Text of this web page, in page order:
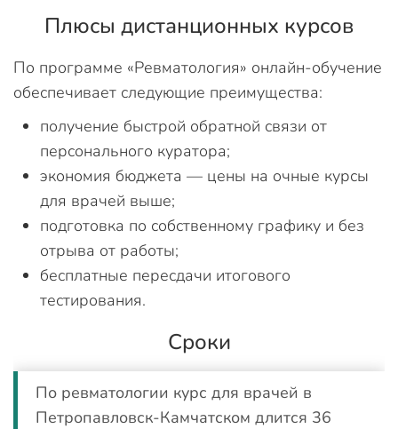
Плюсы дистанционных курсов
По программе «Ревматология» онлайн-обучение
обеспечивает следующие преимущества:
получение быстрой обратной связи от
персонального куратора;
экономия бюджета — цены на очные курсы
для врачей выше;
подготовка по собственному графику и без
отрыва от работы;
бесплатные пересдачи итогового
тестирования.
Сроки
По ревматологии курс для врачей в
Петропавловск-Камчатском длится 36